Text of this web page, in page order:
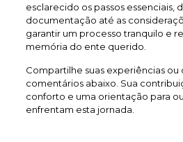
esclarecido os passos essenciais,
documentação até as
garantir um processo tranquilo e
memória do ente querido.
Compartilhe suas experiências ou
comentários abaixo. Sua
conforto e uma orientação para
enfrentam esta jornada.